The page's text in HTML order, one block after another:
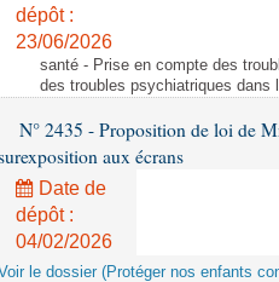
dépôt :
23/06/2026
santé - Prise en compte des
des troubles psychiatriques dans
N° 2435 - Proposition de loi de
aux écrans
Date de
dépôt :
04/02/2026
le dossier (Protéger nos enfants